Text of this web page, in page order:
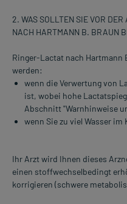
2. WAS SOLLTEN SIE VOR
NACH HARTMANN B. BRAUN
Ringer-Lactat nach Hartmann
werden:
wenn die Verwertung von
ist, wobei hohe
Abschnitt "Warnhinweise
wenn Sie zu viel Wasser
Ihr Arzt wird Ihnen dieses
einen stoffwechselbedingt
korrigieren (schwere